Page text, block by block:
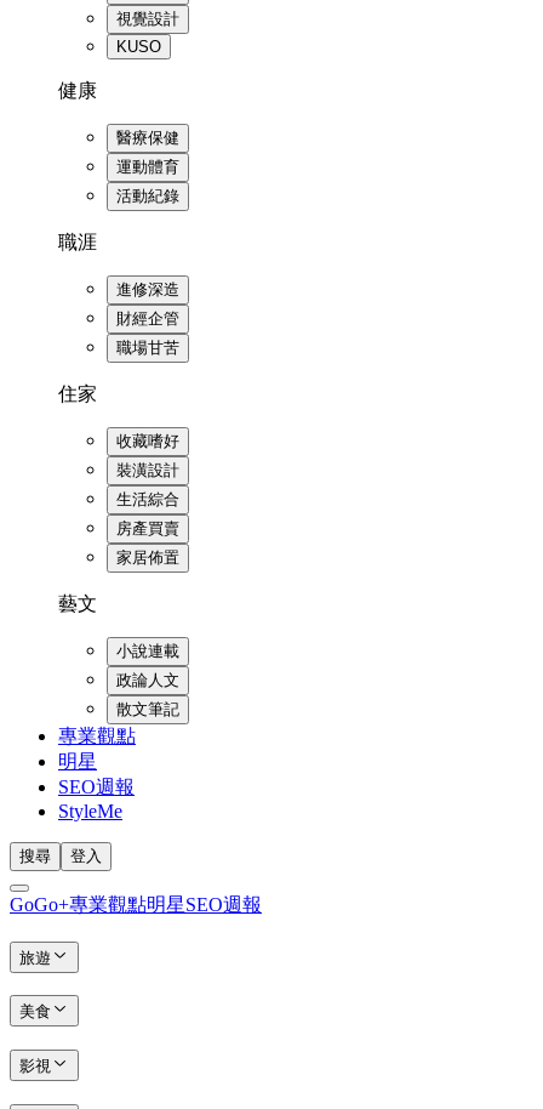
視覺設計
KUSO
健康
醫療保健
運動體育
活動紀錄
職涯
進修深造
財經企管
職場甘苦
住家
收藏嗜好
裝潢設計
生活綜合
房產買賣
家居佈置
藝文
小說連載
政論人文
散文筆記
專業觀點
明星
SEO週報
StyleMe
搜尋 登入
GoGo+專業觀點明星SEO週報
旅遊
美食
影視